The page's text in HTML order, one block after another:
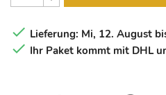
 Lieferung: Mi, 12. August
 Ihr Paket kommt mit DHL